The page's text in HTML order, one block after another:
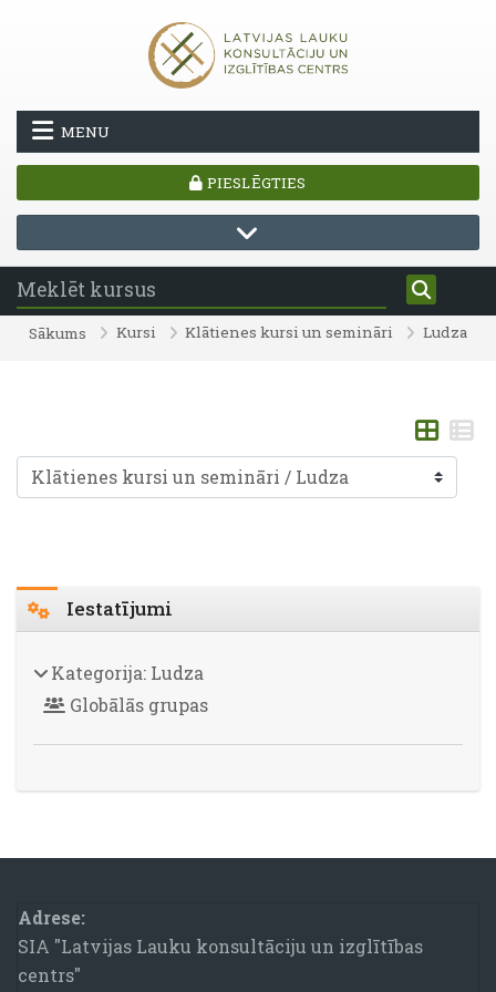
MENU
PIESLĒGTIES
Sākums Kursi Klātienes kursi un semināri Ludza
Kursu kategorijas
Bloki
Izlaist Iestatījumi
Iestatījumi
Kategorija: Ludza
Globālās grupas
Bloki
Adrese:
SIA "Latvijas Lauku konsultāciju un izglītības
centrs"